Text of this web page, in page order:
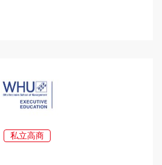
私立高商